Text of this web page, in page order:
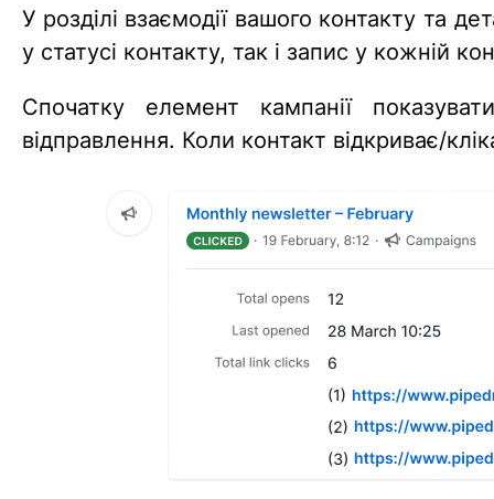
У розділі взаємодії вашого контакту та
у статусі контакту, так і запис у кожній
Спочатку елемент кампанії
відправлення. Коли контакт відкриває/